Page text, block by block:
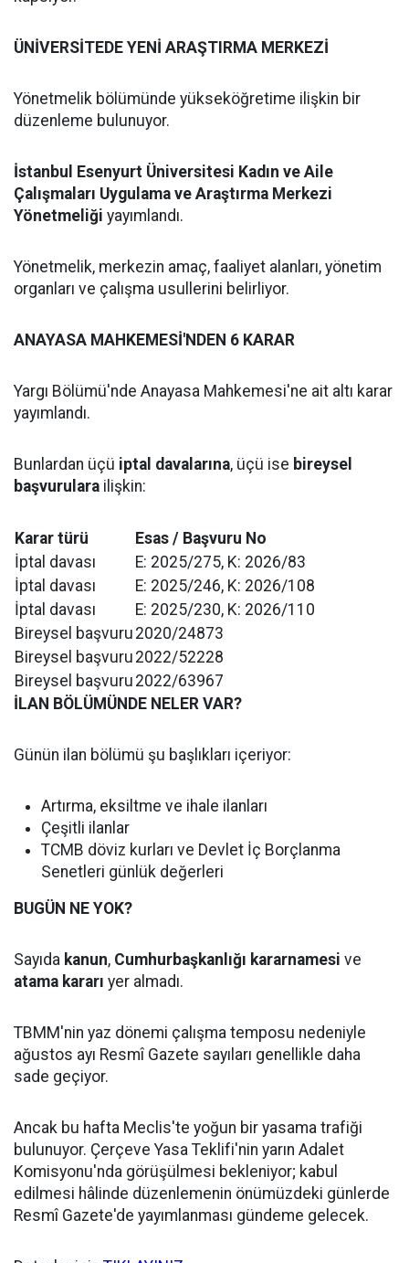
ÜNİVERSİTEDE YENİ ARAŞTIRMA MERKEZİ
Yönetmelik bölümünde yükseköğretime ilişkin bir
düzenleme bulunuyor.
İstanbul Esenyurt Üniversitesi Kadın ve Aile
Çalışmaları Uygulama ve Araştırma Merkezi
Yönetmeliği yayımlandı.
Yönetmelik, merkezin amaç, faaliyet alanları, yönetim
organları ve çalışma usullerini belirliyor.
ANAYASA MAHKEMESİ'NDEN 6 KARAR
Yargı Bölümü'nde Anayasa Mahkemesi'ne ait altı karar
yayımlandı.
Bunlardan üçü iptal davalarına, üçü ise bireysel
başvurulara ilişkin:
Karar türü
Esas / Başvuru No
İptal davası
E: 2025/275, K: 2026/83
İptal davası
E: 2025/246, K: 2026/108
İptal davası
E: 2025/230, K: 2026/110
Bireysel başvuru 2020/24873
Bireysel başvuru 2022/52228
Bireysel başvuru 2022/63967
İLAN BÖLÜMÜNDE NELER VAR?
Günün ilan bölümü şu başlıkları içeriyor:
Artırma, eksiltme ve ihale ilanları
Çeşitli ilanlar
TCMB döviz kurları ve Devlet İç Borçlanma
Senetleri günlük değerleri
BUGÜN NE YOK?
Sayıda kanun, Cumhurbaşkanlığı kararnamesi ve
atama kararı yer almadı.
TBMM'nin yaz dönemi çalışma temposu nedeniyle
ağustos ayı Resmî Gazete sayıları genellikle daha
sade geçiyor.
Ancak bu hafta Meclis'te yoğun bir yasama trafiği
bulunuyor. Çerçeve Yasa Teklifi'nin yarın Adalet
Komisyonu'nda görüşülmesi bekleniyor; kabul
edilmesi hâlinde düzenlemenin önümüzdeki günlerde
Resmî Gazete'de yayımlanması gündeme gelecek.